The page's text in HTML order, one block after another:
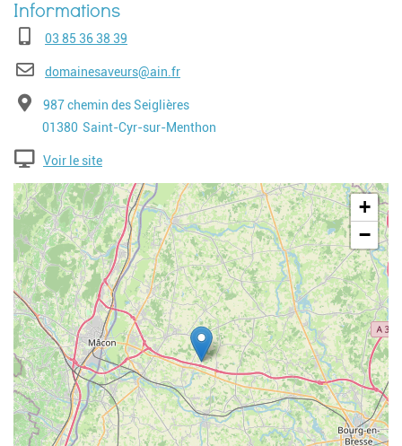
Téléphone03 85 36 38 39
E-maildomainesaveurs@ain.fr
Adresse987 chemin des Seiglières
Code postal
01380 Ville
Saint-Cyr-sur-Menthon
Voir le site
Geolocalisation
+
−